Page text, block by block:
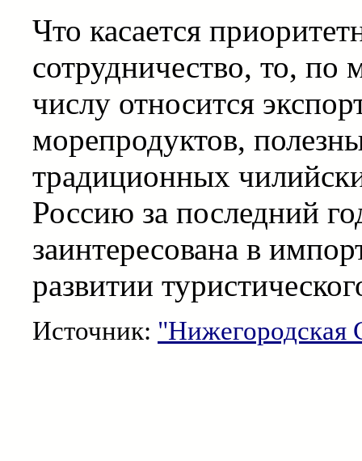
Что касается
сотрудничество, то,
числу относится
морепродуктов,
традиционных
Россию за последний
заинтересована в
развитии
Источник: "Нижегородская